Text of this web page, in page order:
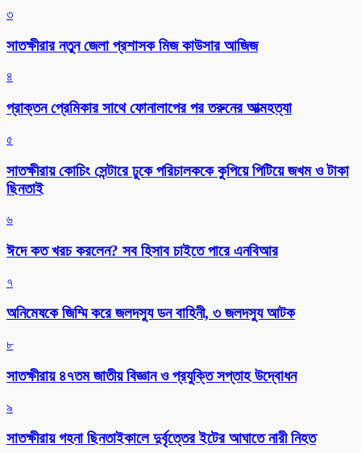
৩
সাতক্ষীরার নতুন জেলা প্রশাসক মিজ কাউসার আজিজ
৪
প্রাক্তন প্রেমিকার সাথে ফোনালাপের পর তরুনের আত্মহত্যা
৫
সাতক্ষীরায় কোচিং সেন্টারে ঢুকে পরিচালককে কুপিয়ে পিটিয়ে জখম ও টাকা
ছিনতাই
৬
ঈদে কত খরচ করলেন? সব হিসাব চাইতে পারে এনবিআর
৭
অনিমেষকে জিম্মি করে জলদস্যু ডন বাহিনী, ৩ জলদস্যু আটক
৮
সাতক্ষীরায় ৪৭তম জাতীয় বিজ্ঞান ও প্রযুক্তি সপ্তাহ উদ্বোধন
৯
সাতক্ষীরায় গহনা ছিনতাইকালে দুর্বৃত্তের ইটের আঘাতে নারী নিহত